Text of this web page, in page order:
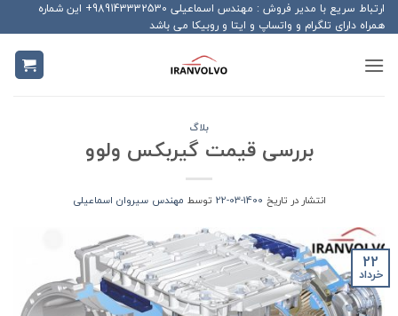
Skip
to
content
ارتباط سریع با مدیر فروش : مهندس اسماعیلی 989143332530+ این شماره
همراه دارای تلگرام و واتساپ و ایتا و روبیکا می باشد
بلاگ
بررسی قیمت گیربکس ولوو
انتشار در تاریخ 1400-03-22 توسط مهندس سیروان اسماعیلی
22
خرداد